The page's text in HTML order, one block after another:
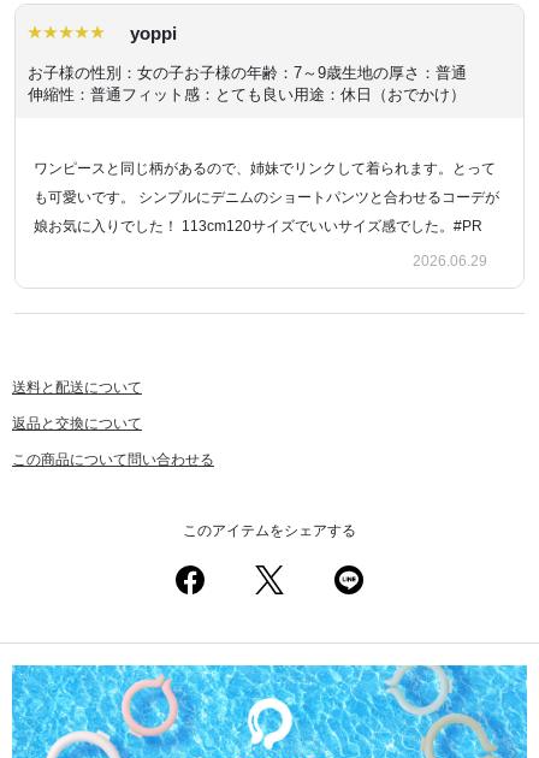
yoppi
お子様の性別：女の子お子様の年齢：7～9歳生地の厚さ：普通
伸縮性：普通フィット感：とても良い用途：休日（おでかけ）
ワンピースと同じ柄があるので、姉妹でリンクして着られます。とって
も可愛いです。 シンプルにデニムのショートパンツと合わせるコーデが
娘お気に入りでした！ 113cm120サイズでいいサイズ感でした。#PR
2026.06.29
送料と配送について
返品と交換について
この商品について問い合わせる
このアイテムをシェアする